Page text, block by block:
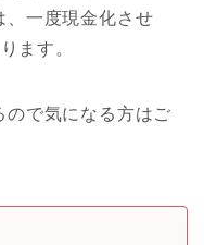
、一度現金化させ
ます。
ので気になる方はご